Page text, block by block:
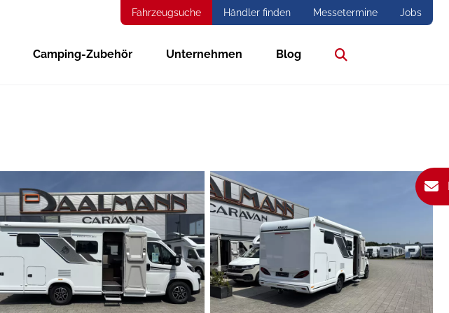
Fahrzeugsuche Händler finden Messetermine Jobs
Camping-Zubehör Unternehmen Blog